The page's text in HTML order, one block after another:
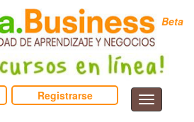
Beta
Registrarse